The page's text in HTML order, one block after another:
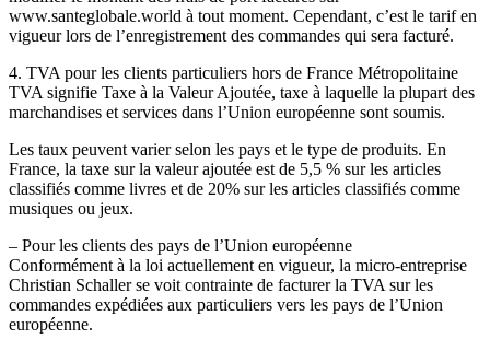
www.santeglobale.world à tout moment. Cependant, c’est le tarif en
vigueur lors de l’enregistrement des commandes qui sera facturé.
4. TVA pour les clients particuliers hors de France Métropolitaine
TVA signifie Taxe à la Valeur Ajoutée, taxe à laquelle la plupart des
marchandises et services dans l’Union européenne sont soumis.
Les taux peuvent varier selon les pays et le type de produits. En
France, la taxe sur la valeur ajoutée est de 5,5 % sur les articles
classifiés comme livres et de 20% sur les articles classifiés comme
musiques ou jeux.
– Pour les clients des pays de l’Union européenne
Conformément à la loi actuellement en vigueur, la micro-entreprise
Christian Schaller se voit contrainte de facturer la TVA sur les
commandes expédiées aux particuliers vers les pays de l’Union
européenne.